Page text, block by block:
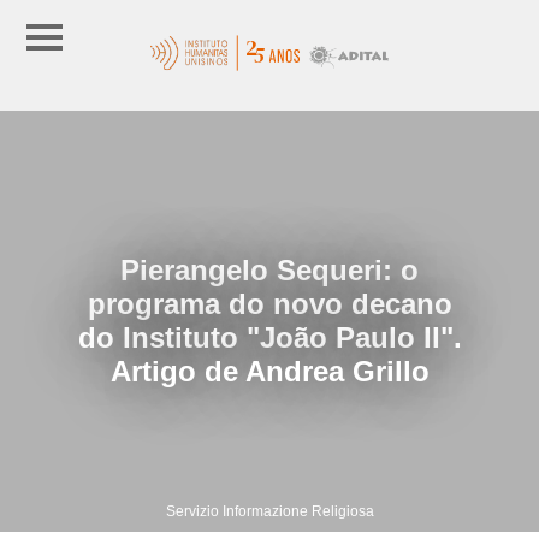
Pierangelo Sequeri: o
programa do novo decano
do Instituto "João Paulo II".
Artigo de Andrea Grillo
Servizio Informazione Religiosa